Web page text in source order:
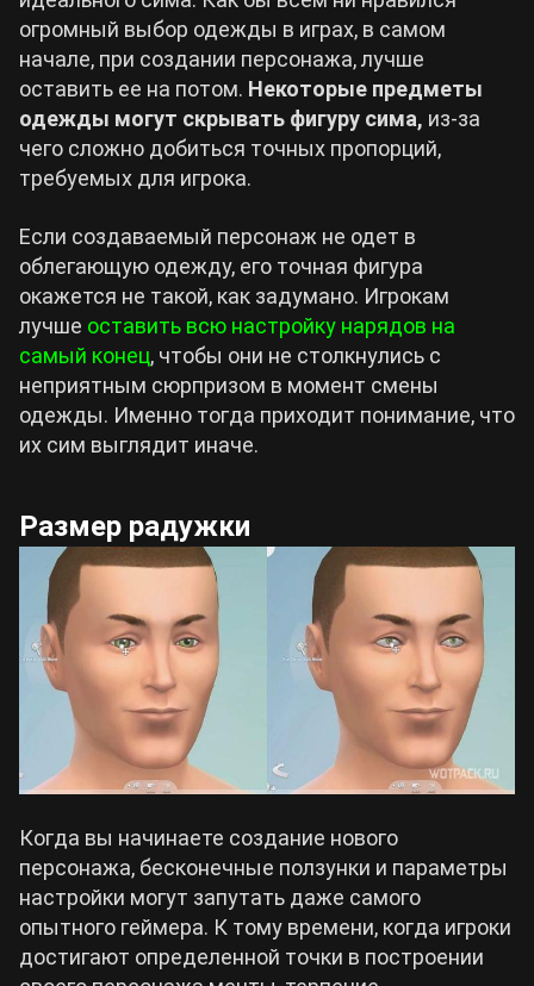
огромный выбор одежды в играх, в самом
начале, при создании персонажа, лучше
оставить ее на потом. Некоторые предметы
одежды могут скрывать фигуру сима, из-за
чего сложно добиться точных пропорций,
требуемых для игрока.
Если создаваемый персонаж не одет в
облегающую одежду, его точная фигура
окажется не такой, как задумано. Игрокам
лучше оставить всю настройку нарядов на
самый конец, чтобы они не столкнулись с
неприятным сюрпризом в момент смены
одежды. Именно тогда приходит понимание, что
их сим выглядит иначе.
Размер радужки
Когда вы начинаете создание нового
персонажа, бесконечные ползунки и параметры
настройки могут запутать даже самого
опытного геймера. К тому времени, когда игроки
достигают определенной точки в построении